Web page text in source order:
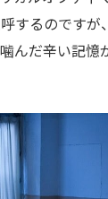
するのですが
んだ辛い記憶